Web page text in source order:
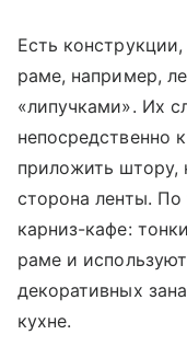
Есть
раме, например,
«липучками». Их
непосредственно
приложить штору,
сторона ленты.
карниз-кафе:
раме и
декоративных
кухне.